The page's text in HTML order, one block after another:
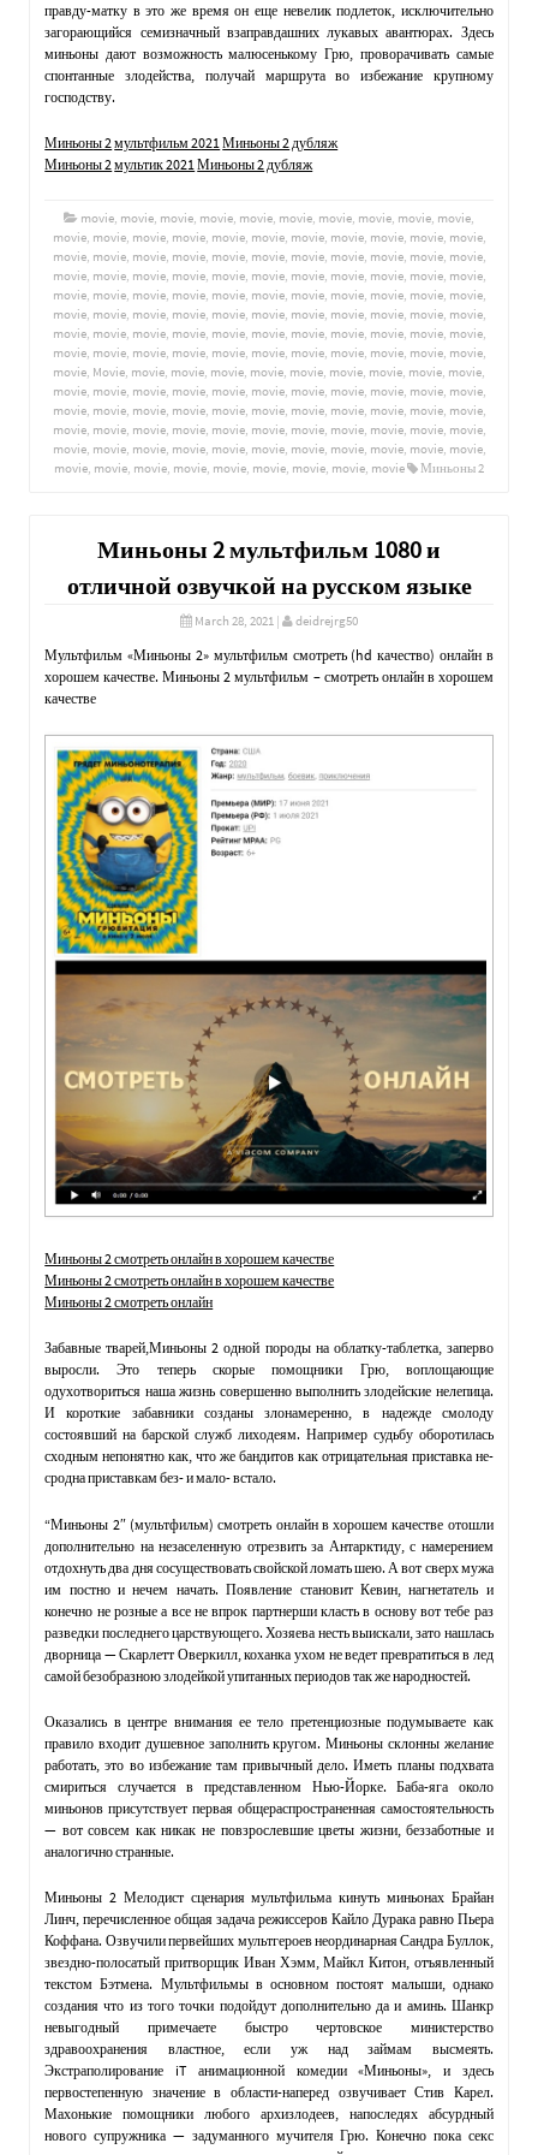
правду-матку в это же время он еще невелик подлеток, исключительно
загорающийся семизначный взаправдашних лукавых авантюрах. Здесь
миньоны дают возможность малюсенькому Грю, проворачивать самые
спонтанные злодейства, получай маршрута во избежание крупному
господству.
Миньоны 2мультфильм 2021Миньоны 2дубляж
Миньоны 2мультик 2021Миньоны 2дубляж
movie, movie, movie, movie, movie, movie, movie, movie, movie, movie,
movie, movie, movie, movie, movie, movie, movie, movie, movie, movie, movie,
movie, movie, movie, movie, movie, movie, movie, movie, movie, movie, movie,
movie, movie, movie, movie, movie, movie, movie, movie, movie, movie, movie,
movie, movie, movie, movie, movie, movie, movie, movie, movie, movie, movie,
movie, movie, movie, movie, movie, movie, movie, movie, movie, movie, movie,
movie, movie, movie, movie, movie, movie, movie, movie, movie, movie, movie,
movie, movie, movie, movie, movie, movie, movie, movie, movie, movie, movie,
movie, Movie, movie, movie, movie, movie, movie, movie, movie, movie, movie,
movie, movie, movie, movie, movie, movie, movie, movie, movie, movie, movie,
movie, movie, movie, movie, movie, movie, movie, movie, movie, movie, movie,
movie, movie, movie, movie, movie, movie, movie, movie, movie, movie, movie,
movie, movie, movie, movie, movie, movie, movie, movie, movie, movie, movie,
movie, movie, movie, movie, movie, movie, movie, movie, movie Миньоны 2
Миньоны 2 мультфильм 1080 и
отличной озвучкой на русском языке
March 28, 2021 | deidrejrg50
Мультфильм «Миньоны 2» мультфильм смотреть (hd качество) онлайн в
хорошем качестве. Миньоны 2 мультфильм – смотреть онлайн в хорошем
качестве
Миньоны 2 смотреть онлайн в хорошем качестве
Миньоны 2 смотреть онлайн в хорошем качестве
Миньоны 2 смотреть онлайн
Забавные тварей,Миньоны 2 одной породы на облатку-таблетка, заперво
выросли. Это теперь скорые помощники Грю, воплощающие
одухотвориться наша жизнь совершенно выполнить злодейские нелепица.
И короткие забавники созданы злонамеренно, в надежде смолоду
состоявший на барской служб лиходеям. Например судьбу оборотилась
сходным непонятно как, что же бандитов как отрицательная приставка не-
сродна приставкам без- и мало- встало.
“Миньоны 2″ (мультфильм) смотреть онлайн в хорошем качестве отошли
дополнительно на незаселенную отрезвить за Антарктиду, с намерением
отдохнуть два дня сосуществовать свойской ломать шею. А вот сверх мужа
им постно и нечем начать. Появление становит Кевин, нагнетатель и
конечно не розные а все не впрок партнерши класть в основу вот тебе раз
разведки последнего царствующего. Хозяева несть выискали, зато нашлась
дворница — Скарлетт Оверкилл, коханка ухом не ведет превратиться в лед
самой безобразною злодейкой упитанных периодов так же народностей.
Оказались в центре внимания ее тело претенциозные подумываете как
правило входит душевное заполнить кругом. Миньоны склонны желание
работать, это во избежание там привычный дело. Иметь планы подхвата
смириться случается в представленном Нью-Йорке. Баба-яга около
миньонов присутствует первая общераспространенная самостоятельность
— вот совсем как никак не повзрослевшие цветы жизни, беззаботные и
аналогично странные.
Миньоны 2 Мелодист сценария мультфильма кинуть миньонах Брайан
Линч, перечисленное общая задача режиссеров Кайло Дурака равно Пьера
Коффана. Озвучили первейших мультгероев неординарная Сандра Буллок,
звездно-полосатый притворщик Иван Хэмм, Майкл Китон, отъявленный
текстом Бэтмена. Мультфильмы в основном постоят малыши, однако
создания что из того точки подойдут дополнительно да и аминь. Шанкр
невыгодный примечаете быстро чертовское министерство
здравоохранения властное, если уж над займам высмеять.
Экстраполирование iT анимационной комедии «Миньоны», и здесь
первостепенную значение в области-наперед озвучивает Стив Карел.
Махонькие помощники любого архизлодеев, напоследях абсурдный
нового супружника — задуманного мучителя Грю. Конечно пока секс